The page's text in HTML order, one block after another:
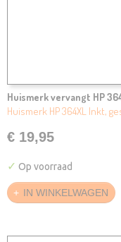
Huismerk vervangt HP
Huismerk HP 364XL Inkt,
€ 19,95
✓ Op voorraad
IN WINKELWAGEN